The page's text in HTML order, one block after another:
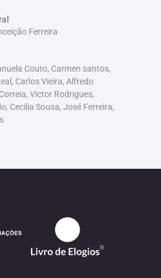
Ferreira
Couto, Carmen santos,
Carlos Vieira, Alfredo
Victor Rodrigues,
Cecilia Sousa, José Ferreira,